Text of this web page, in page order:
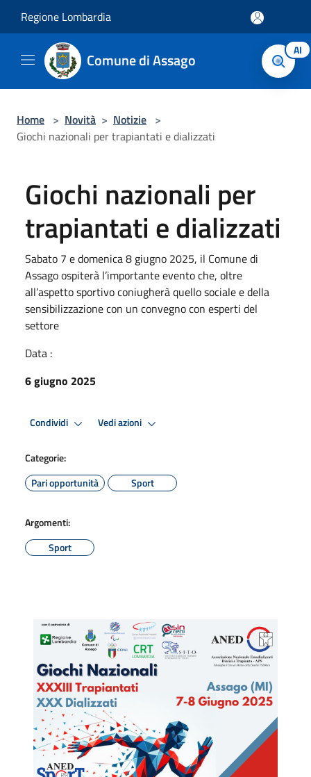
Regione Lombardia
Comune di Assago AI
Home > Novità > Notizie >
Giochi nazionali per trapiantati e dializzati
Giochi nazionali per
trapiantati e dializzati
Sabato 7 e domenica 8 giugno 2025, il Comune di
Assago ospiterà l’importante evento che, oltre
all’aspetto sportivo coniugherà quello sociale e della
sensibilizzazione con un convegno con esperti del
settore
Data :
6 giugno 2025
Condividi Vedi azioni
Categorie:
Pari opportunità
Sport
Argomenti:
Sport